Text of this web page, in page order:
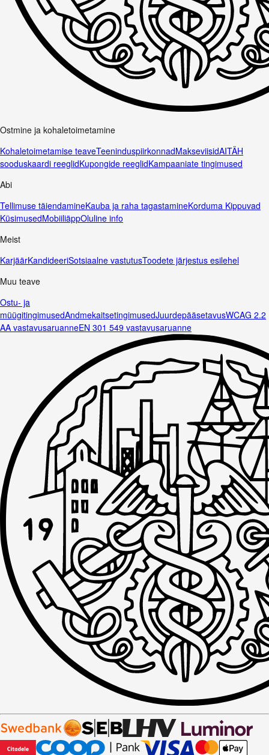
Ostmine ja kohaletoimetamine
Kohaletoimetamise teaveTeeninduspiirkonnadMakseviisidAITÄH
sooduskaardi reeglidKupongide reeglidKampaaniate tingimused
Abi
Tellimuse täiendamineKauba ja raha tagastamineKorduma Kippuvad
KüsimusedMobiiliäppOluline info
Meist
KarjäärKandideeriSotsiaalne vastutusToodete järjestus esilehel
Muu teave
Ostu- ja
müügitingimusedAndmekaitsetingimusedJuurdepääsetavusWCAG 2.2
AA vastavusaruanneEN 301 549 vastavusaruanne